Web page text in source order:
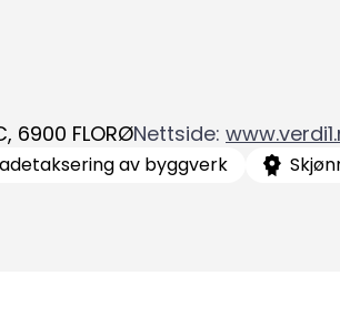
, 6900 FLORØNettside:
av byggverk